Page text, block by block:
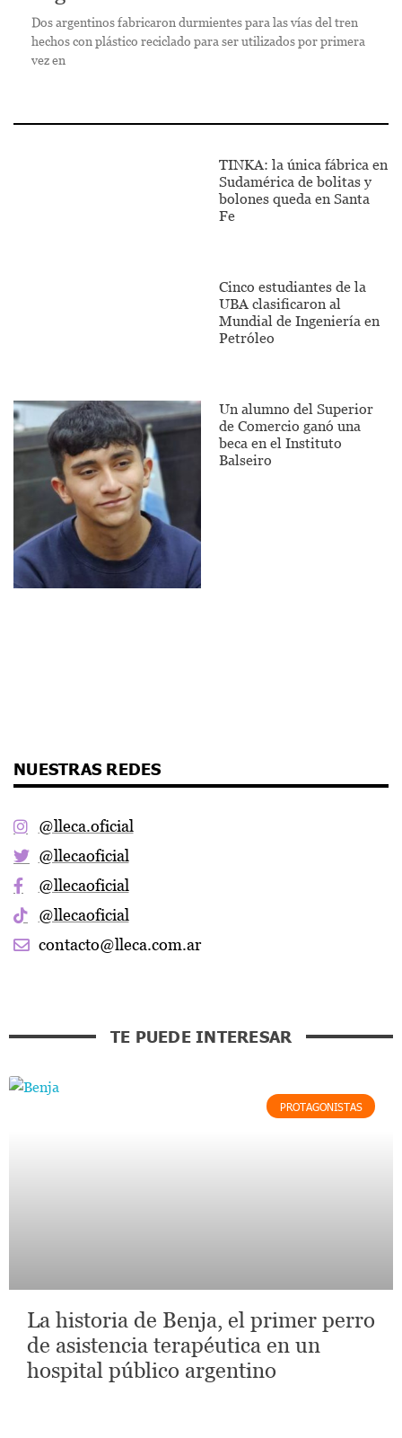
Dos argentinos fabricaron durmientes para las vías del tren
hechos con plástico reciclado para ser utilizados por primera
vez en
TINKA: la única fábrica en
Sudamérica de bolitas y
bolones queda en Santa
Fe
Cinco estudiantes de la
UBA clasificaron al
Mundial de Ingeniería en
Petróleo
Un alumno del Superior
de Comercio ganó una
beca en el Instituto
Balseiro
NUESTRAS REDES
@lleca.oficial
@llecaoficial
@llecaoficial
@llecaoficial
contacto@lleca.com.ar
TE PUEDE INTERESAR
PROTAGONISTAS
La historia de Benja, el primer perro
de asistencia terapéutica en un
hospital público argentino